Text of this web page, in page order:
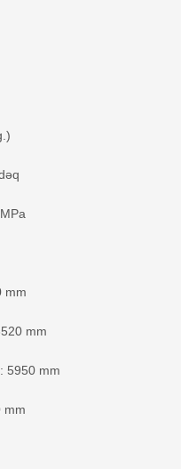
mm
mm
5950 mm
mm